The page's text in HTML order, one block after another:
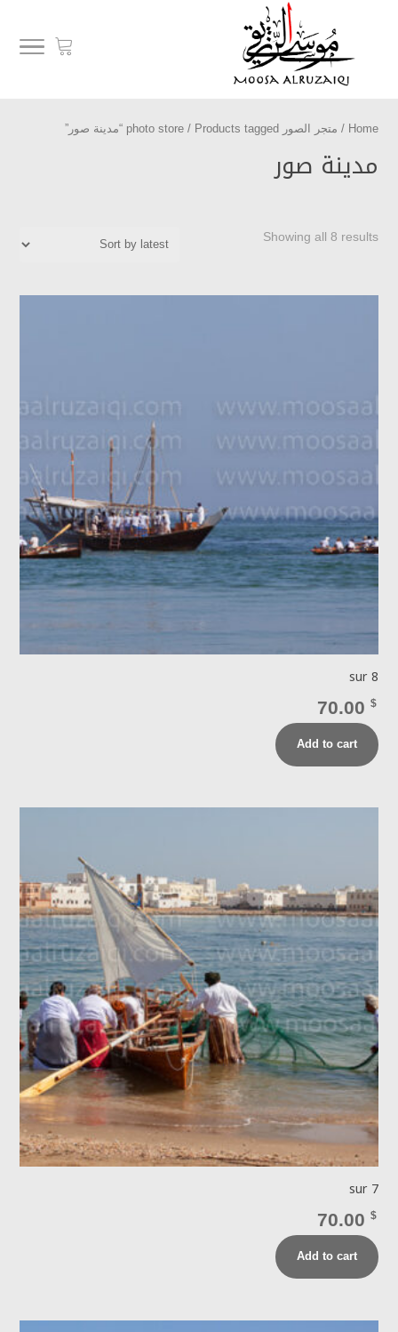
Home
/ متجر الصور photo store / Products tagged “مدينة صور”
مدينة صور
Showing all 8 results
sur 8
70.00 $
Add to cart
sur 7
70.00 $
Add to cart